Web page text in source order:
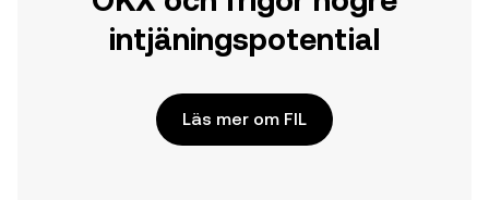
intjäningspotential
Läs mer om FIL